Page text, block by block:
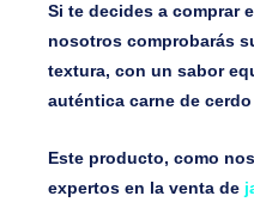
Si te decides a comprar
nosotros comprobarás
textura, con un sabor
auténtica carne de cerdo
Este producto, como
expertos en la venta de